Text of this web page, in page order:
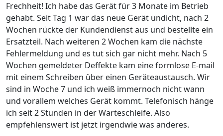
Frechheit! Ich habe das Gerät für 3 Monate im Betrieb
gehabt. Seit Tag 1 war das neue Gerät undicht, nach 2
Wochen rückte der Kundendienst aus und bestellte ein
Ersatzteil. Nach weiteren 2 Wochen kam die nächste
Fehlermeldung und es tut sich gar nicht mehr. Nach 5
Wochen gemeldeter Deffekte kam eine formlose E-mail
mit einem Schreiben über einen Geräteaustausch. Wir
sind in Woche 7 und ich weiß immernoch nicht wann
und vorallem welches Gerät kommt. Telefonisch hänge
ich seit 2 Stunden in der Warteschleife. Also
empfehlenswert ist jetzt irgendwie was anderes.